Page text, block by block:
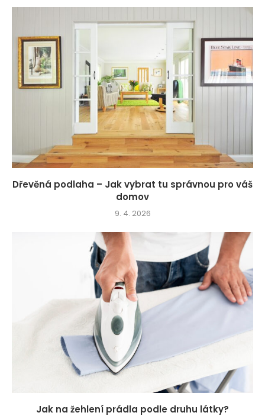
Dřevěná podlaha – Jak vybrat tu správnou pro váš
domov
9. 4. 2026
Jak na žehlení prádla podle druhu látky?